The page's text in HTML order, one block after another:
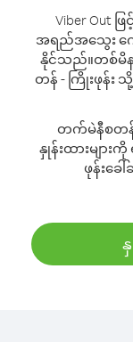
Viber
အရည်အသွေး ကေ
နိုင်သည်။တစ်မိန
တန် - ကြိုးဖုန်
တက်မဲနီစတ
နှုန်းထားမျာ
ဖုန်းခ